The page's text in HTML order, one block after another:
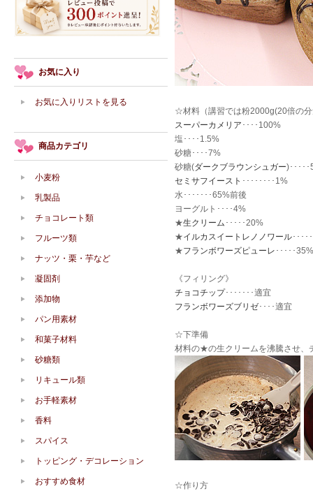
☆材料（講習では粉2000g(20倍の
スーパーカメリア ････100%
塩････1.5%
砂糖････7%
砂糖(ダークブラウンシュガー)･････
セミサフイースト ････････1%
水･･･････65%前後
ヨーグルト････4%
★生クリーム ･････20%
★イルカスイートレノノワール････
★フランボワーズピューレ ･････35%
《フィリング》
チョコチップ･･･････適宜
フランボワーズブリゼ････適宜
☆下準備
材料の★の生クリームを沸騰させ
☆作り方
お気に入り
お気に入りリストを見る
商品カテゴリ
小麦粉
乳製品
チョコレート類
フルーツ類
ナッツ・栗・芋など
凝固剤
添加物
パン用素材
和菓子材料
砂糖類
リキュール類
お手軽素材
香料
スパイス
トッピング・デコレーション
おすすめ食材